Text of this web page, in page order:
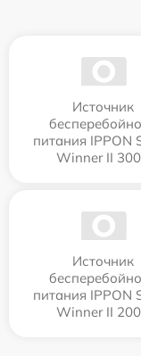
Источник
питания IPPON
Winner II
Источник
питания IPPON
Winner II